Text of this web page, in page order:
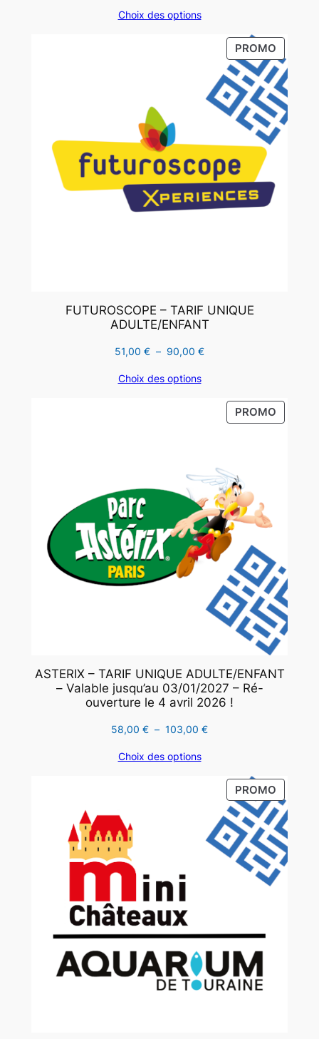
prix :
17,00 €
Choix des options
PROMO
EN
FUTUROSCOPE – TARIF UNIQUE
ADULTE/ENFANT
51,00 € – 90,00 €Plage
Choix des options
PROMO
EN
ASTERIX – TARIF UNIQUE ADULTE/ENFANT
– Valable jusqu’au 03/01/2027 – Ré-
ouverture le 4 avril 2026 !
58,00 € – 103,00 €Plage
103,00 €
Choix des options
PROMO
EN